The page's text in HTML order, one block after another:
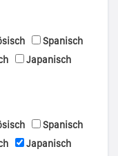
Spanisch
Japanisch
Spanisch
Japanisch